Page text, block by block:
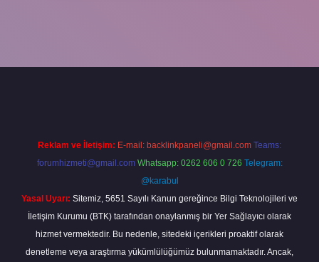
Reklam ve İletişim: E-mail: backlinkpaneli@gmail.com Teams:
forumhizmeti@gmail.com Whatsapp: 0262 606 0 726 Telegram:
@karabul
Yasal Uyarı: Sitemiz, 5651 Sayılı Kanun gereğince Bilgi Teknolojileri ve
İletişim Kurumu (BTK) tarafından onaylanmış bir Yer Sağlayıcı olarak
hizmet vermektedir. Bu nedenle, sitedeki içerikleri proaktif olarak
denetleme veya araştırma yükümlülüğümüz bulunmamaktadır. Ancak,